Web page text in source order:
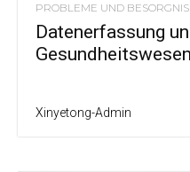
PROBLEME UND
Datenerfassung
Gesundheitswesen
Xinyetong-Admin